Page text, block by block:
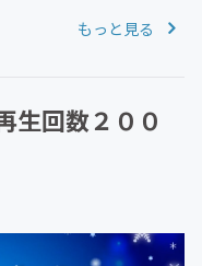
artist/310...
もっと見る
生回数２００